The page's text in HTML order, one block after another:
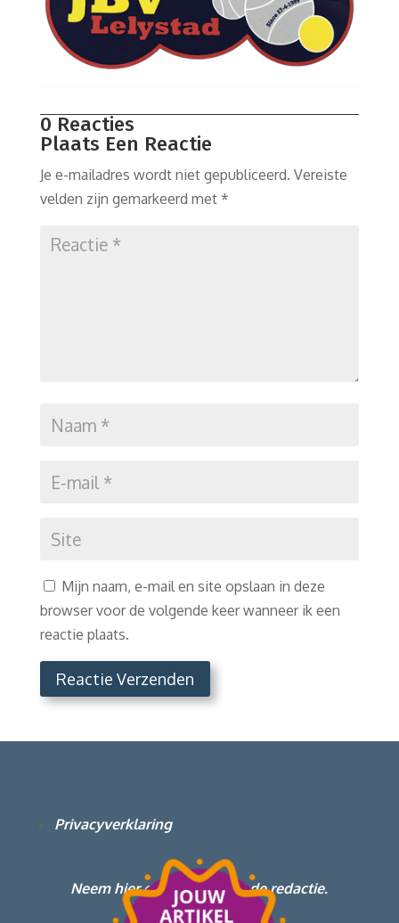
0 Reacties
Plaats Een Reactie
Je e-mailadres wordt niet gepubliceerd. Vereiste
velden zijn gemarkeerd met *
Mijn naam, e-mail en site opslaan in deze
browser voor de volgende keer wanneer ik een
reactie plaats.
Reactie Verzenden
Privacyverklaring
Neem hier contact op met de redactie.